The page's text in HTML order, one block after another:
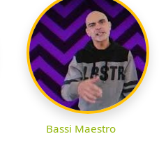
Bassi Maestro